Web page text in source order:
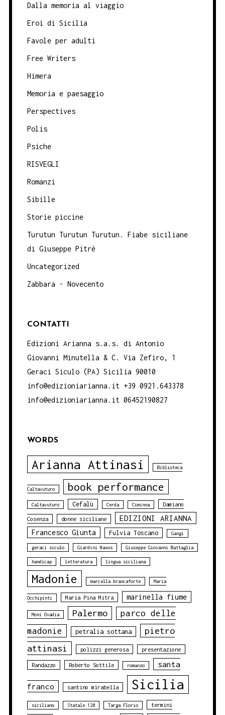
Dalla memoria al viaggio
Eroi di Sicilia
Favole per adulti
Free Writers
Himera
Memoria e paesaggio
Perspectives
Polis
Psiche
RISVEGLI
Romanzi
Sibille
Storie piccine
Turutun Turutun Turutun. Fiabe siciliane
di Giuseppe Pitrè
Uncategorized
Zabbara - Novecento
CONTATTI
Edizioni Arianna s.a.s. di Antonio
Giovanni Minutella & C. Via Zefiro, 1
Geraci Siculo (PA) Sicilia 90010
info@edizioniarianna.it +39 0921.643378
info@edizioniarianna.it 06452190827
WORDS
Arianna Attinasi Biblioteca
Caltavuturo book performance
Caltavuturo Cefalù Cerda Ciminna Damiano
Cosenza donne siciliane EDIZIONI ARIANNA
Francesco Giunta Fulvia Toscano Gangi
geraci siculo Giardini Naxos Giuseppe Giovanni Battaglia
handicap letteratura lingua siciliana
Madonie marcella brancaforte Maria
Occhipinti Maria Pina Mitra marinella fiume
Moni Ovadia Palermo
parco delle
madonie
petralia sottana
pietro
attinasi
polizzi generosa presentazione
Randazzo Roberto Sottile romanzo santa
franco santino mirabella Sicilia
siciliano Statale 120 Targa Florio termini